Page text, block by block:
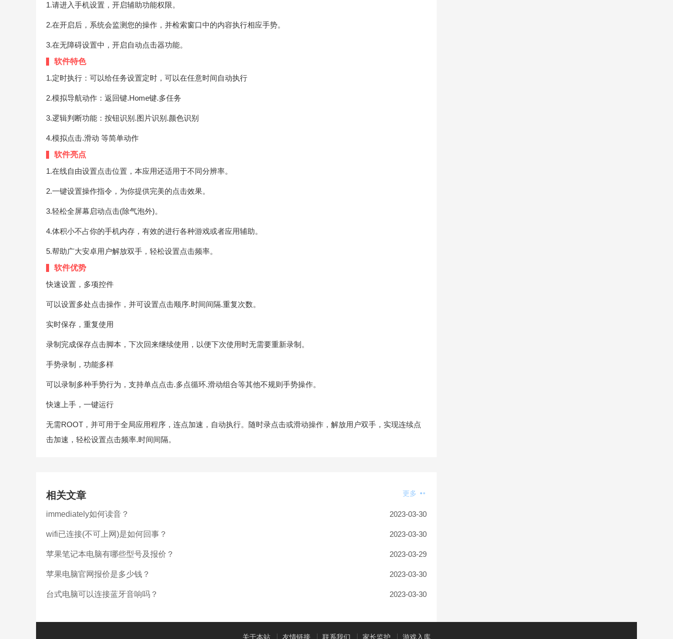
1.请进入手机设置，开启辅助功能权限。
2.在开启后，系统会监测您的操作，并检索窗口中的内容执行相应手势。
3.在无障碍设置中，开启自动点击器功能。
软件特色
1.定时执行：可以给任务设置定时，可以在任意时间自动执行
2.模拟导航动作：返回键.Home键.多任务
3.逻辑判断功能：按钮识别.图片识别.颜色识别
4.模拟点击.滑动 等简单动作
软件亮点
1.在线自由设置点击位置，本应用还适用于不同分辨率。
2.一键设置操作指令，为你提供完美的点击效果。
3.轻松全屏幕启动点击(除气泡外)。
4.体积小不占你的手机内存，有效的进行各种游戏或者应用辅助。
5.帮助广大安卓用户解放双手，轻松设置点击频率。
软件优势
快速设置，多项控件
可以设置多处点击操作，并可设置点击顺序.时间间隔.重复次数。
实时保存，重复使用
录制完成保存点击脚本，下次回来继续使用，以便下次使用时无需要重新录制。
手势录制，功能多样
可以录制多种手势行为，支持单点点击.多点循环.滑动组合等其他不规则手势操作。
快速上手，一键运行
无需ROOT，并可用于全局应用程序，连点加速，自动执行。随时录点击或滑动操作，解放用户双手，实现连续点
击加速，轻松设置点击频率.时间间隔。
相关文章 更多
immediately如何读音？ 2023-03-30
wifi已连接(不可上网)是如何回事？ 2023-03-30
苹果笔记本电脑有哪些型号及报价？ 2023-03-29
苹果电脑官网报价是多少钱？ 2023-03-30
台式电脑可以连接蓝牙音响吗？ 2023-03-30
关于本站 友情链接 联系我们 家长监护 游戏入库